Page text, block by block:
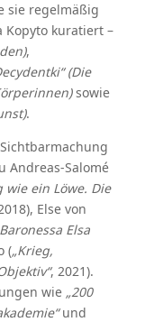
sie regelmäßig
Kopyto kuratiert –
,
(Die
sowie
.
Andreas-Salomé
ein Löwe. Die
Else von
Elsa
(„Krieg,
, 2021).
wie „200
und